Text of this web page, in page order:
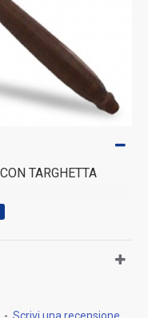
TARGHETTA
nel testo